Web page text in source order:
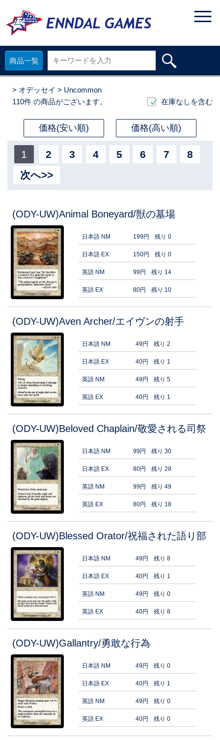
商品一覧
> オデッセイ > Uncommon
110件 の商品がございます。 在庫なしを含む
価格(安い順) 価格(高い順)
1 2 3 4 5 6 7
8
次へ>>
(ODY-UW)Animal Boneyard/獣の墓場
日本語 NM 199円 残り 0
日本語 EX 150円 残り 0
英語 NM 99円 残り 14
英語 EX 80円 残り 10
(ODY-UW)Aven Archer/エイヴンの射手
日本語 NM 49円 残り 2
日本語 EX 40円 残り 1
英語 NM 49円 残り 5
英語 EX 40円 残り 1
(ODY-UW)Beloved Chaplain/敬愛される司祭
日本語 NM 99円 残り 30
日本語 EX 80円 残り 28
英語 NM 99円 残り 49
英語 EX 80円 残り 18
(ODY-UW)Blessed Orator/祝福された語り部
日本語 NM 49円 残り 8
日本語 EX 40円 残り 1
英語 NM 49円 残り 0
英語 EX 40円 残り 8
(ODY-UW)Gallantry/勇敢な行為
日本語 NM 49円 残り 0
日本語 EX 40円 残り 1
英語 NM 49円 残り 0
英語 EX 40円 残り 0